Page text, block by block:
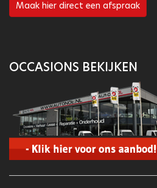
Maak hier direct een afspraak
OCCASIONS BEKIJKEN